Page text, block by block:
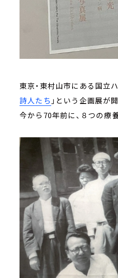
東京・東村山市にある国立
詩人たち 」という企画展が
今から70年前に、８つの療